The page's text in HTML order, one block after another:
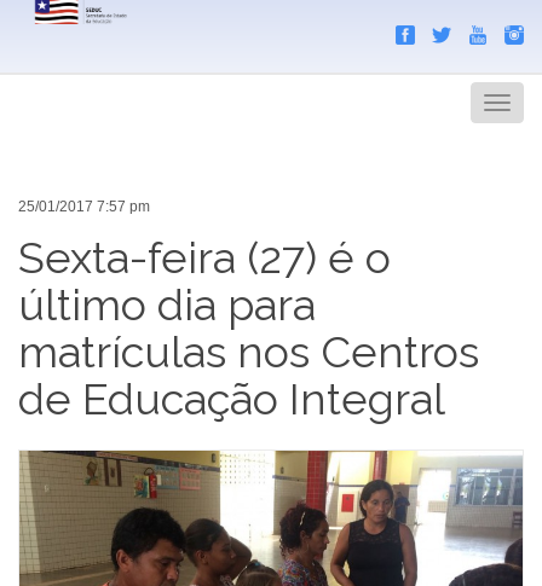
Menu
25/01/2017 7:57 pm
Sexta-feira (27) é o
último dia para
matrículas nos Centros
de Educação Integral